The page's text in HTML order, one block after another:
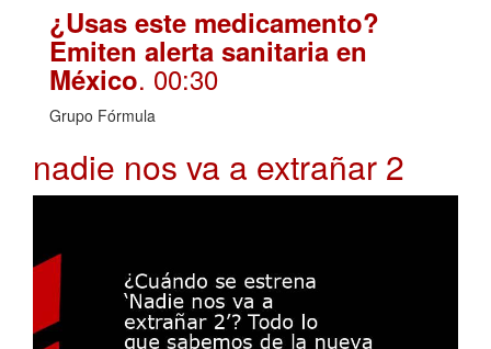
¿Usas este medicamento?
Emiten alerta sanitaria en
México. 00:30
Grupo Fórmula
nadie nos va a extrañar 2